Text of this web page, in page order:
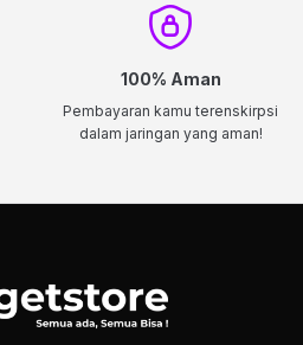
100% Aman
Pembayaran kamu terenskirpsi
dalam jaringan yang aman!